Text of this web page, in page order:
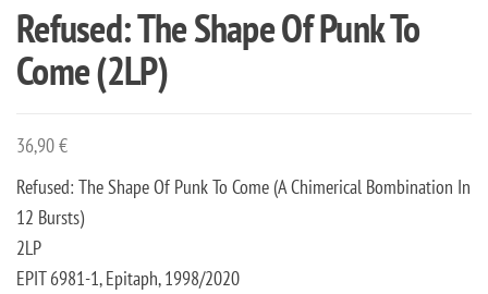
Refused: The Shape Of Punk To
Come (2LP)
36,90€
Refused: The Shape Of Punk To Come (A Chimerical Bombination In
12 Bursts)
2LP
EPIT 6981-1, Epitaph, 1998/2020